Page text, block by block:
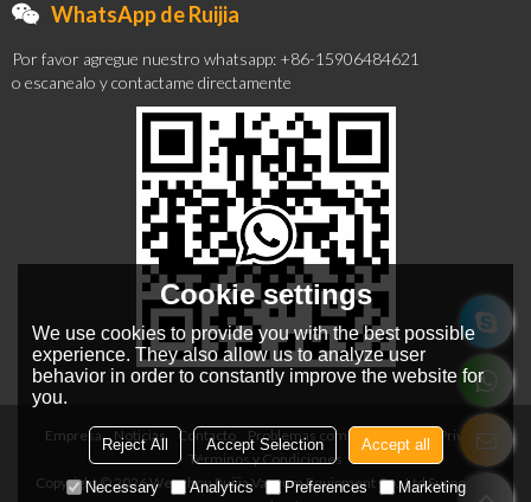
WhatsApp de Ruijia
Por favor agregue nuestro whatsapp: +86-15906484621
o escanealo y contactame directamente
Empresa Noticias Contacto Problemas comunes
Noticia Privada
Términos y Condiciones
Copyright © 2026Wenzhou Ruijia Vacuum Equipment Co., LtdSupport By
Cookie settings
We use cookies to provide you with the best possible
experience. They also allow us to analyze user
behavior in order to constantly improve the website for
you.
Reject All Accept Selection Accept all
Necessary Analytics Preferences Marketing